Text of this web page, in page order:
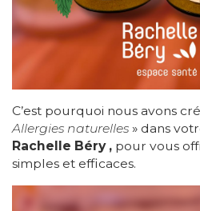
C’est pourquoi nous avons
Allergies naturelles » dans
Rachelle Béry , pour vous
simples et efficaces.